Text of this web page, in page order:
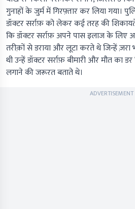
गुनाहों के जुर्म में गिरफ़्तार कर लिया गया।
डॉक्टर सर्राफ़ को लेकर कई तरह की
कि डॉक्टर सर्राफ़ अपने पास इलाज के
तरीक़ों से डराया और लूटा करते थे जिन्हें ज़रा
थी उन्हें डॉक्टर सर्राफ़ बीमारी और मौत का
लगाने की जरूरत बताते थे।
ADVERTISEMENT